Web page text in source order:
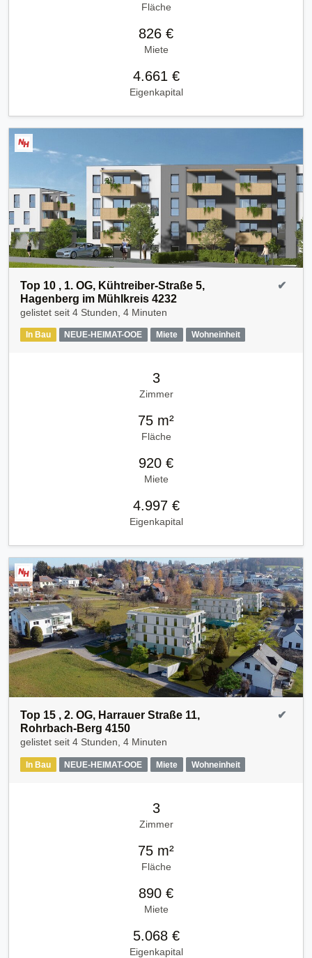
Fläche
826 €
Miete
4.661 €
Eigenkapital
Top 10 , 1. OG, Kühtreiber-Straße 5,
Hagenberg im Mühlkreis 4232
gelistet seit 4 Stunden, 4 Minuten
In Bau NEUE-HEIMAT-OOE Miete Wohneinheit
✔
3
Zimmer
75 m²
Fläche
920 €
Miete
4.997 €
Eigenkapital
Top 15 , 2. OG, Harrauer Straße 11,
Rohrbach-Berg 4150
gelistet seit 4 Stunden, 4 Minuten
In Bau NEUE-HEIMAT-OOE Miete Wohneinheit
✔
3
Zimmer
75 m²
Fläche
890 €
Miete
5.068 €
Eigenkapital